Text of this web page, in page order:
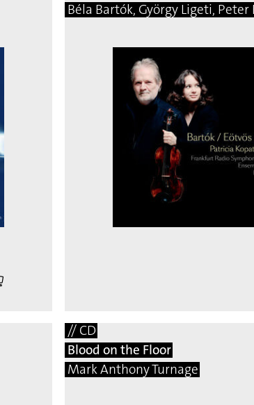
Béla Bartók, György Ligeti, Peter
// CD
Blood on the Floor
Mark Anthony Turnage